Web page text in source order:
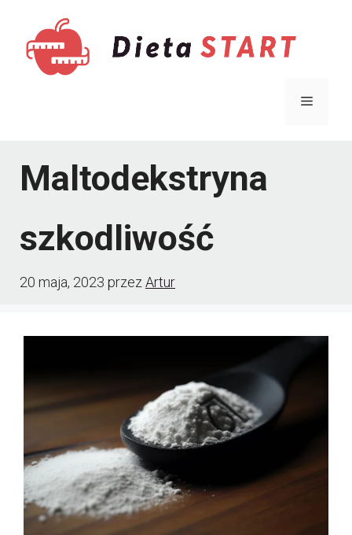
Menu
Maltodekstryna
szkodliwość
20 maja, 2023 przez Artur